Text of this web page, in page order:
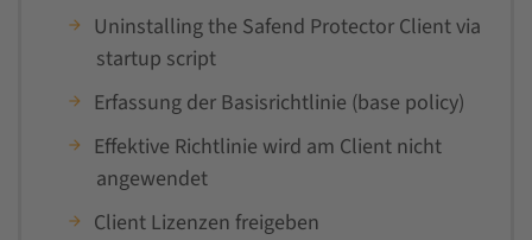
Uninstalling the Safend Protector Client via
startup script
Erfassung der Basisrichtlinie (base policy)
Effektive Richtlinie wird am Client nicht
angewendet
Client Lizenzen freigeben